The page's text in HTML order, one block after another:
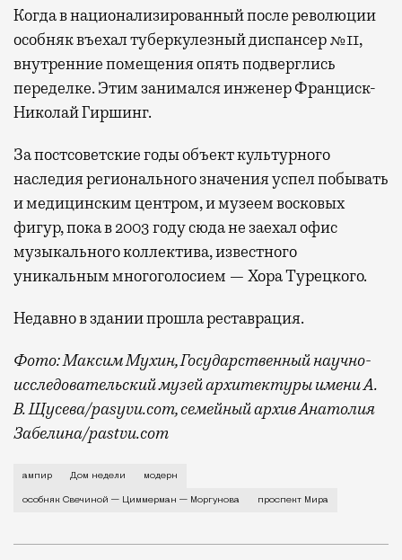
Когда в национализированный после революции
особняк въехал туберкулезный диспансер №11,
внутренние помещения опять подверглись
переделке. Этим занимался инженер Франциск-
Николай Гиршинг.
За постсоветские годы объект культурного
наследия регионального значения успел побывать
и медицинским центром, и музеем восковых
фигур, пока в 2003 году сюда не заехал офис
музыкального коллектива, известного
уникальным многоголосием — Хора Турецкого.
Недавно в здании прошла реставрация.
Фото: Максим Мухин, Государственный научно-
исследовательский музей архитектуры имени А.
В. Щусева/pasyvu.com, семейный архив Анатолия
Забелина/pastvu.com
История каменного строения в Мещанской
ампир Дом недели модерн
особняк Свечиной — Циммерман — Моргунова проспект Мира